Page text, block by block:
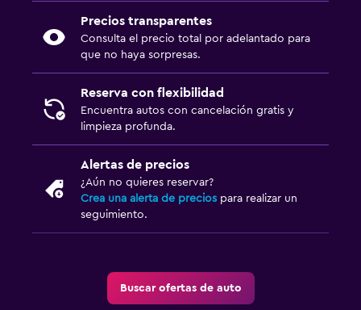
Precios transparentes
Consulta el precio total por adelantado para
que no haya sorpresas.
Reserva con flexibilidad
Encuentra autos con cancelación gratis y
limpieza profunda.
Alertas de precios
¿Aún no quieres reservar?
Crea una alerta de precios para realizar un
seguimiento.
Buscar ofertas de auto